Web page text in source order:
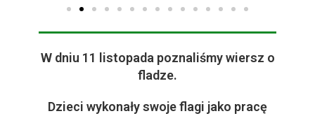
W dniu 11 listopada poznaliśmy wiersz o
fladze.
Dzieci wykonały swoje flagi jako pracę